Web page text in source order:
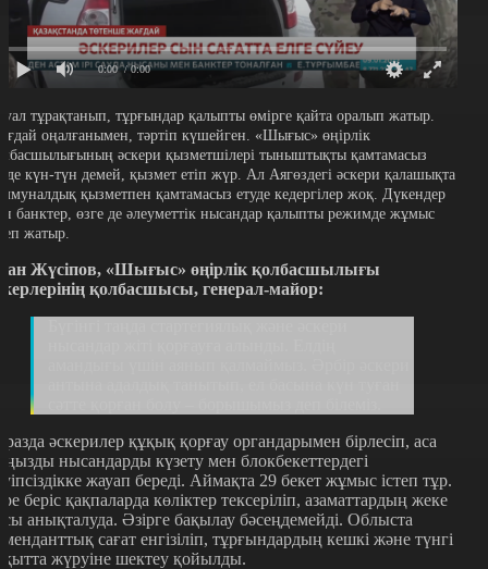
0:00 / 0:00
тұрақтанып, тұрғындар қалыпты өмірге қайта оралып жатыр.
оңалғанымен, тәртіп күшейген. «Шығыс» өңірлік
әскери қызметшілері тыныштықты қамтамасыз
күн-түн демей, қызмет етіп жүр. Ал Аягөздегі әскери қалашықта
қызметпен қамтамасыз етуде кедергілер жоқ. Дүкендер
банктер, өзге де әлеуметтік нысандар қалыпты режимде жұмыс
жатыр.
Жүсіпов, «Шығыс» өңірлік қолбасшылығы
қолбасшысы, генерал-майор:
әскерилер құқық қорғау органдарымен бірлесіп, аса
нысандарды күзету мен блокбекеттердегі
жауап береді. Аймақта 29 бекет жұмыс істеп тұр.
беріс қақпаларда көліктер тексеріліп, азаматтардың жеке
анықталуда. Әзірге бақылау бәсеңдемейді. Облыста
сағат енгізіліп, тұрғындардың кешкі және түнгі
жүруіне шектеу қойылды.